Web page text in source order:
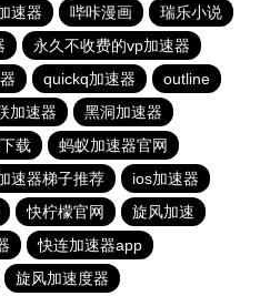
速器 哔咔漫画
瑞乐小说
永久不收费的vp加速器
quickq加速器
outline
加速器
黑洞加速器
载
蚂蚁加速器官网
速器梯子推荐
ios加速器
快柠檬官网
旋风加速
快连加速器app
旋风加速度器